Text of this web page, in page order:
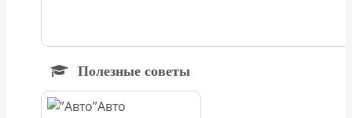
Полезные советы
Авто